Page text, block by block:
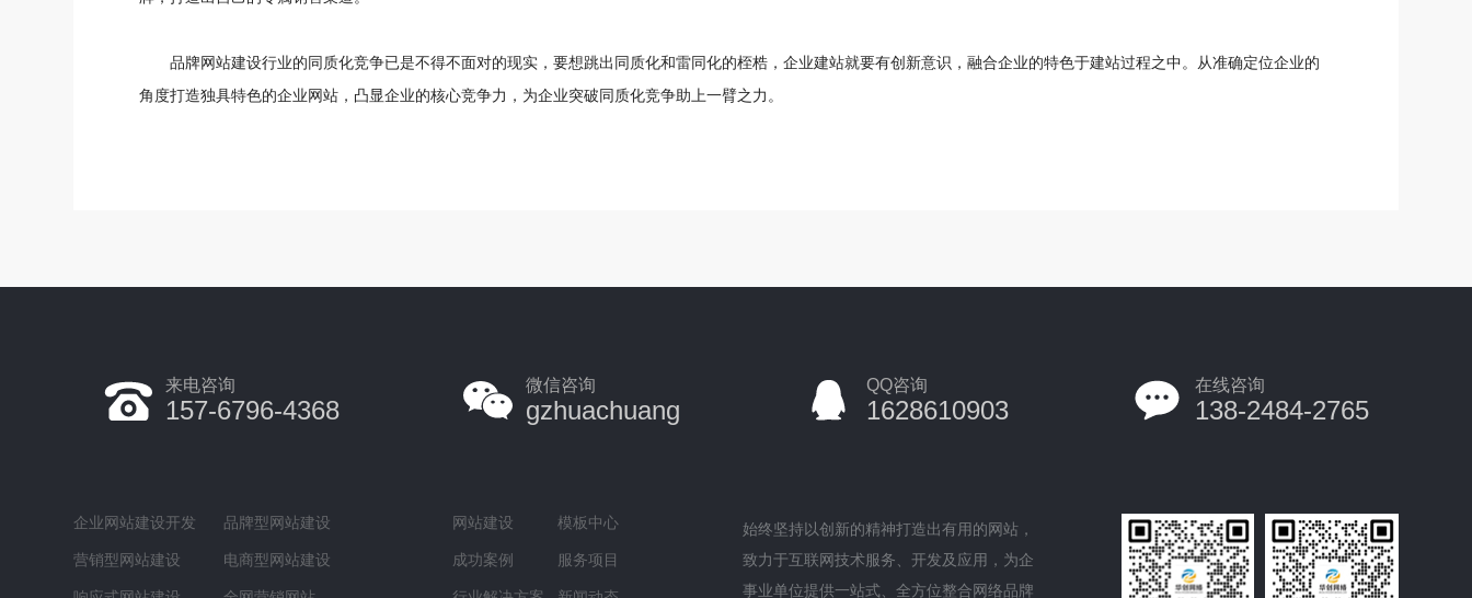
品牌网站建设行业的同质化竞争已是不得不面对的现实，要想跳出同质化和雷同化的桎梏，企业建站就要有创新意识，融合企业的特色于建站过程之中。从准确定位企业的
角度打造独具特色的企业网站，凸显企业的核心竞争力，为企业突破同质化竞争助上一臂之力。
来电咨询
157-6796-4368
微信咨询
gzhuachuang
QQ咨询
1628610903
在线咨询
138-2484-2765
企业网站建设开发 品牌型网站建设
营销型网站建设 电商型网站建设
网站建设 模板中心
成功案例 服务项目
始终坚持以创新的精神打造出有用的网站，
致力于互联网技术服务、开发及应用，为企
事业单位提供一站式、全方位整合网络品牌